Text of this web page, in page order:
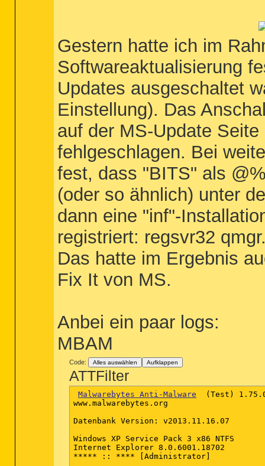
Gestern hatte ich im
Softwareaktualisierung
Updates ausgeschaltet
Einstellung). Das
auf der MS-Update
fehlgeschlagen. Bei
fest, dass "BITS" als
(oder so ähnlich) unter
dann eine "inf"-
registriert: regsvr32
Das hatte im Ergebnis
Fix It von MS.
Anbei ein paar logs:
MBAM
Code: Alles auswählen Aufklappen
ATTFilter
Malwarebytes Anti-Malware
(Test)
www.malwarebytes.org
Datenbank Version: v2013.11.16.07
Windows XP Service Pack 3 x86 NTFS
Internet Explorer 8.0.6001.18702
***** :: **** [Administrator]